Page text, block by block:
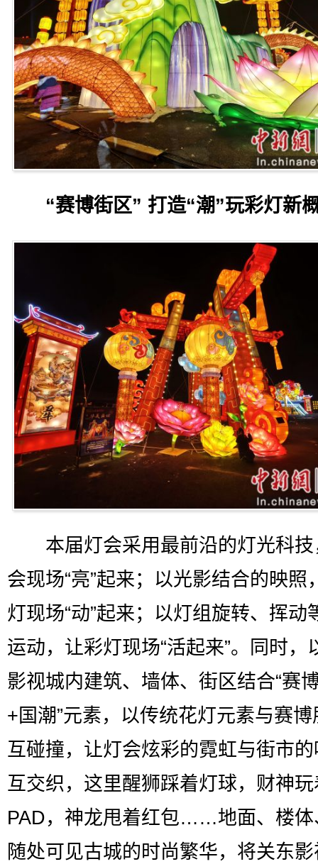
“赛博街区” 打造“潮”玩彩灯新
本届灯会采用最前沿的灯光科技
会现场“亮”起来；以光影结合的映照
灯现场“动”起来；以灯组旋转、挥动
运动，让彩灯现场“活起来”。同时，
影视城内建筑、墙体、街区结合“赛
+国潮”元素，以传统花灯元素与赛
互碰撞，让灯会炫彩的霓虹与街市
互交织，这里醒狮踩着灯球，财神玩
PAD，神龙甩着红包……地面、楼体
随处可见古城的时尚繁华，将关东